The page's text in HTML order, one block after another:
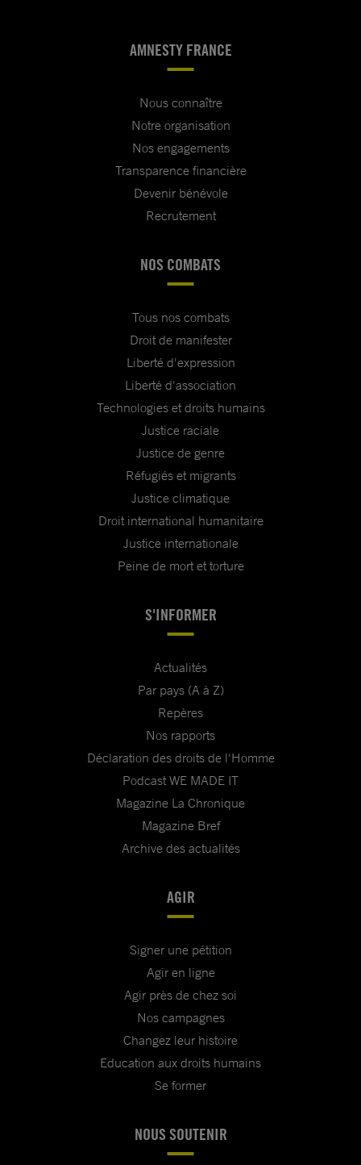
AMNESTY FRANCE
Nous connaître
Notre organisation
Nos engagements
Transparence financière
Devenir bénévole
Recrutement
NOS COMBATS
Tous nos combats
Droit de manifester
Liberté d'expression
Liberté d'association
Technologies et droits humains
Justice raciale
Justice de genre
Réfugiés et migrants
Justice climatique
Droit international humanitaire
Justice internationale
Peine de mort et torture
S'INFORMER
Actualités
Par pays (A à Z)
Repères
Nos rapports
Déclaration des droits de l'Homme
Podcast WE MADE IT
Magazine La Chronique
Magazine Bref
Archive des actualités
AGIR
Signer une pétition
Agir en ligne
Agir près de chez soi
Nos campagnes
Changez leur histoire
Education aux droits humains
Se former
NOUS SOUTENIR